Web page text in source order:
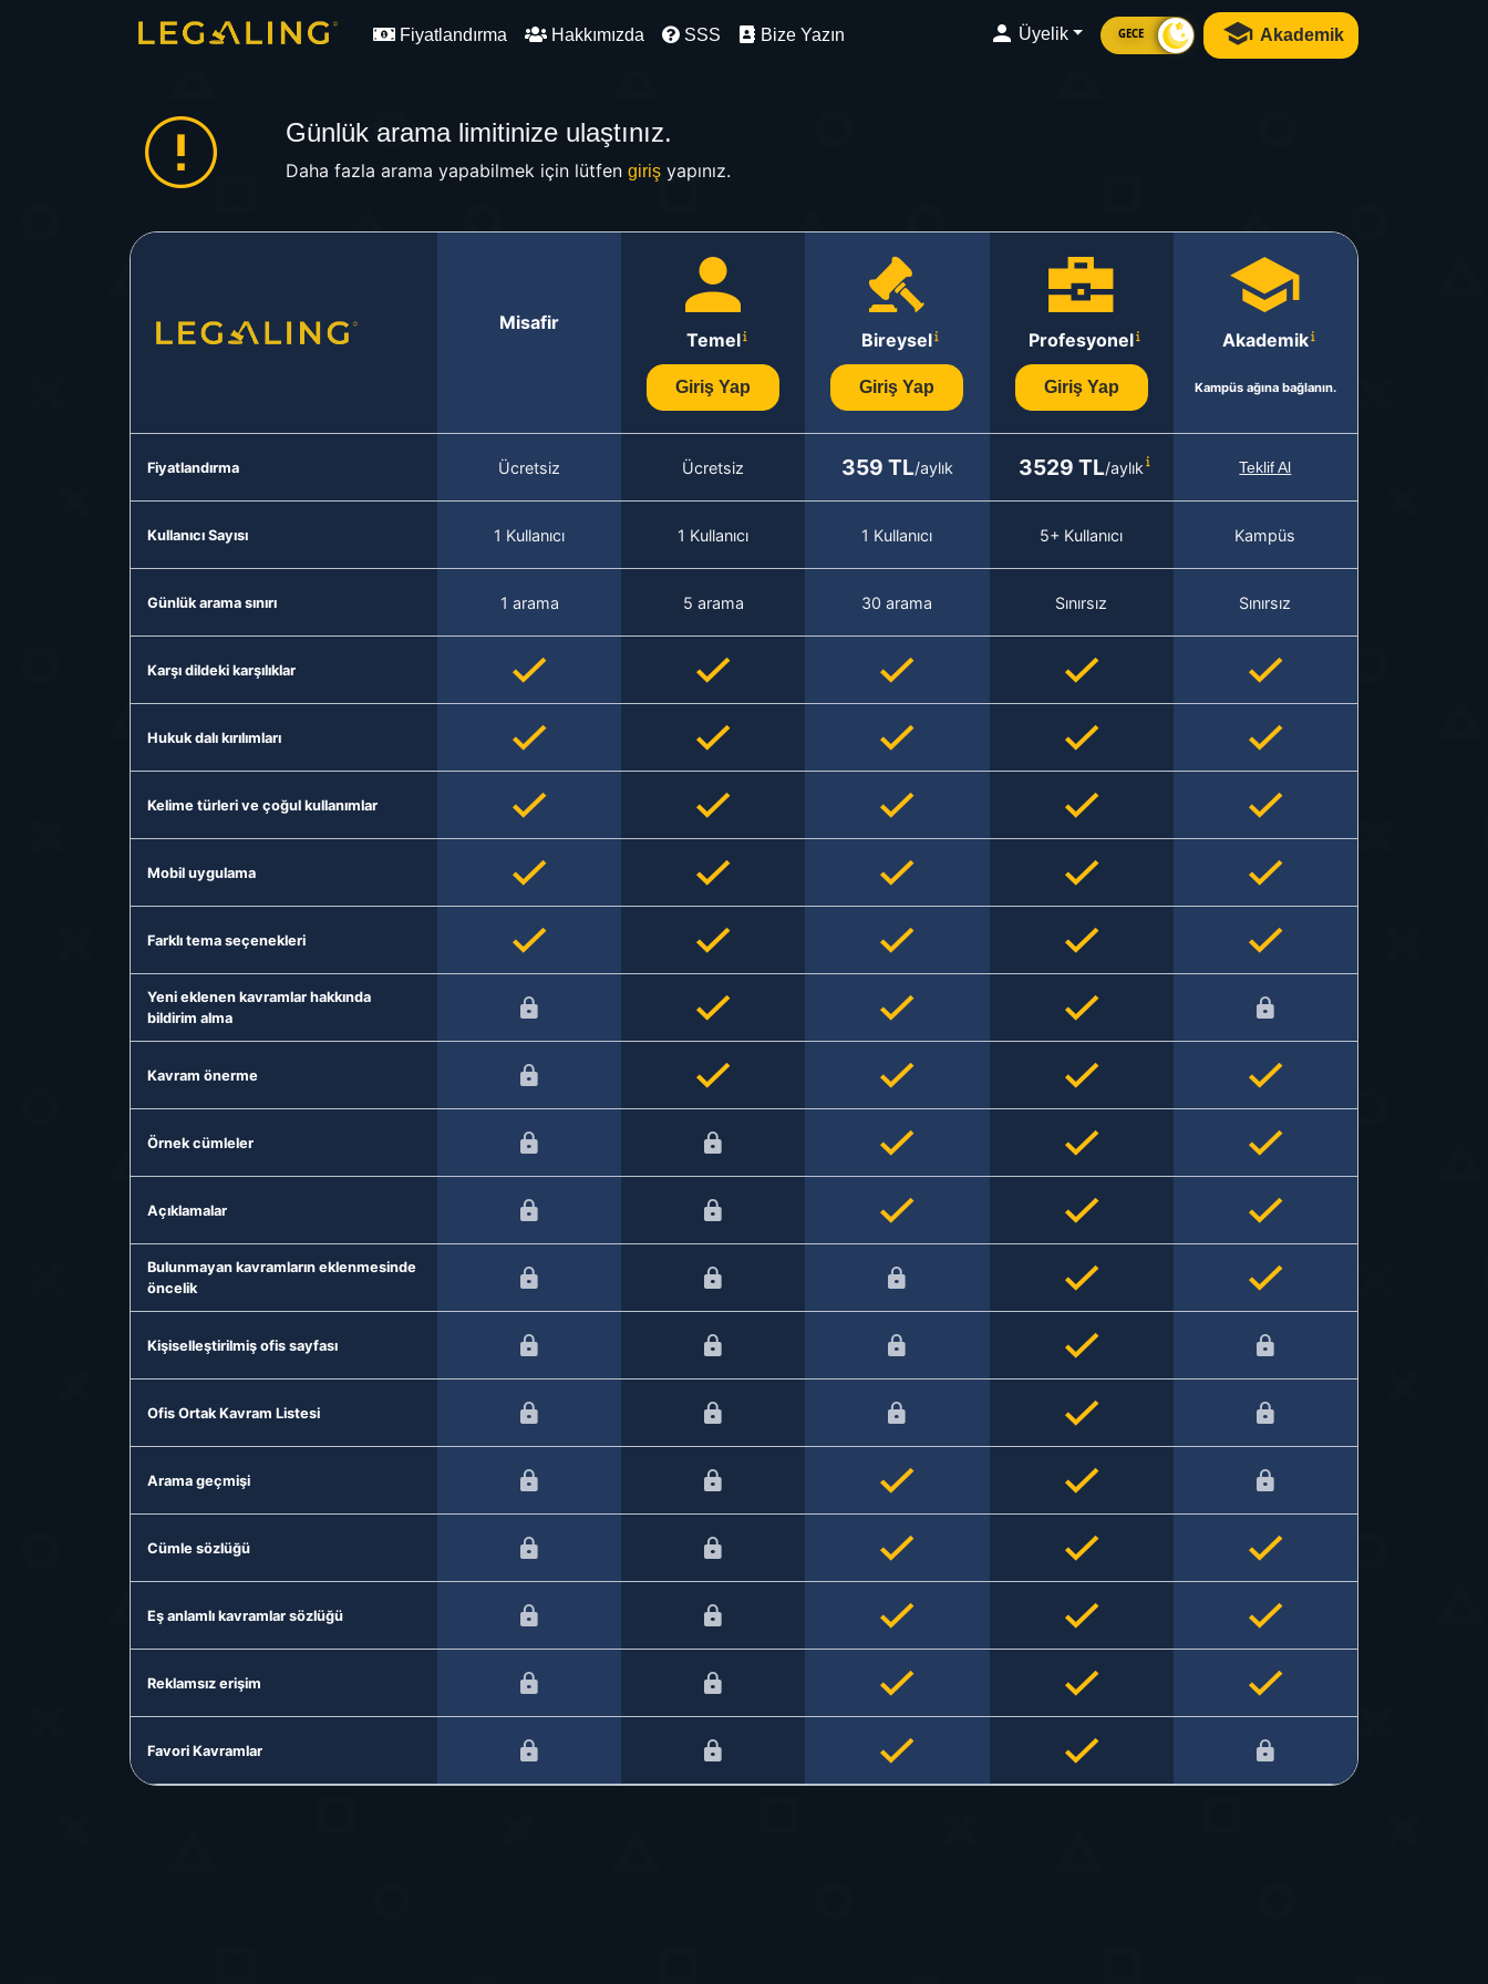
Fiyatlandırma Hakkımızda SSS Bize Yazın Üyelik GECE Akademik
Günlük arama limitinize ulaştınız.
Daha fazla arama yapabilmek için lütfen girişyapınız.
Misafir
Temel
Giriş Yap
Bireysel
Giriş Yap
Profesyonel
Giriş Yap
Akademik
Kampüs ağına bağlanın.
Fiyatlandırma Ücretsiz Ücretsiz 359 TL/aylık 3529 TL/aylık Teklif Al
Kullanıcı Sayısı 1 Kullanıcı 1 Kullanıcı 1 Kullanıcı 5+ Kullanıcı Kampüs
Günlük arama sınırı 1 arama 5 arama 30 arama Sınırsız Sınırsız
Karşı dildeki karşılıklar
Hukuk dalı kırılımları
Kelime türleri ve çoğul kullanımlar
Mobil uygulama
Farklı tema seçenekleri
Yeni eklenen kavramlar hakkında
bildirim alma
Kavram önerme
Örnek cümleler
Açıklamalar
Bulunmayan kavramların eklenmesinde
öncelik
Kişiselleştirilmiş ofis sayfası
Ofis Ortak Kavram Listesi
Arama geçmişi
Cümle sözlüğü
Eş anlamlı kavramlar sözlüğü
Reklamsız erişim
Favori Kavramlar